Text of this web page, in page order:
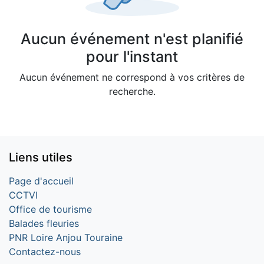
Aucun événement n'est planifié
pour l'instant
Aucun événement ne correspond à vos critères de
recherche.
Liens utiles
Page d'accueil
CCTVI
Office de tourisme
Balades fleuries
PNR Loire Anjou Touraine
Contactez-nous